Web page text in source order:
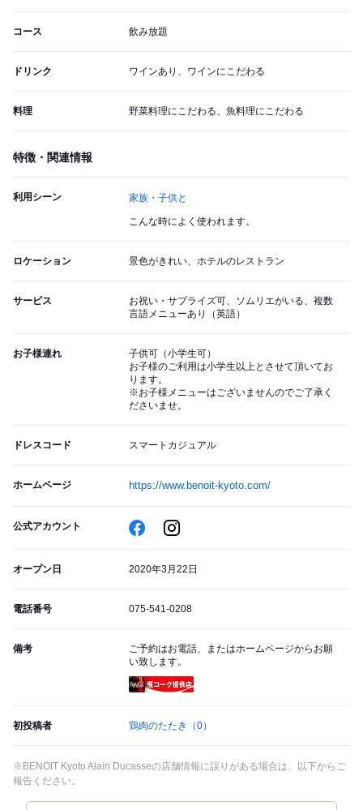
コース 飲み放題
ドリンク ワインあり、ワインにこだわる
料理 野菜料理にこだわる、魚料理にこだわる
特徴・関連情報
利用シーン 家族・子供と
こんな時によく使われます。
ロケーション 景色がきれい、ホテルのレストラン
サービス
お祝い・サプライズ可、ソムリエがいる、複数
言語メニューあり（英語）
お子様連れ
子供可（小学生可）
お子様のご利用は小学生以上とさせて頂いてお
ります。
※お子様メニューはございませんのでご了承く
ださいませ。
ドレスコード スマートカジュアル
ホームページ https://www.benoit-kyoto.com/
公式アカウント
オープン日 2020年3月22日
電話番号 075-541-0208
備考
ご予約はお電話、またはホームページからお願
い致します。
初投稿者 鶏肉のたたき （0）
※BENOIT Kyoto Alain Ducasseの店舗情報に誤りがある場合は、以下からご
報告ください。